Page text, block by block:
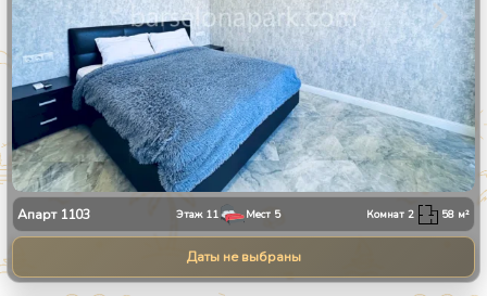
Апарт 1103 Этаж 11 Мест 5 Комнат2 58 м²
Даты не выбраны